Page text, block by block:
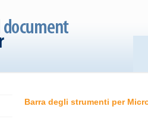
Barra degli strumenti per